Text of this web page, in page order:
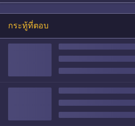
กระทู้ที่ตอบ